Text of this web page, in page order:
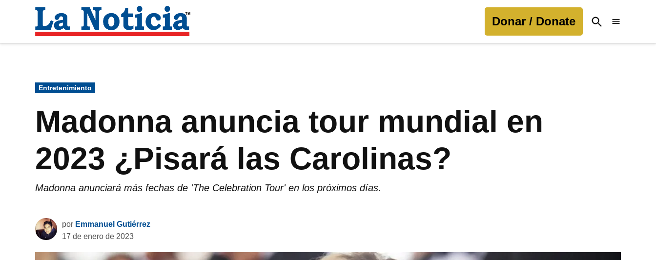
contenido
Noticia
Donar / Donate
Open
Search
Publicado
en
Entretenimiento
Madonna anuncia tour mundial en
2023 ¿Pisará las Carolinas?
Madonna anunciará más fechas de 'The Celebration Tour' en los próximos días.
por Emmanuel Gutiérrez
17 de enero de 2023